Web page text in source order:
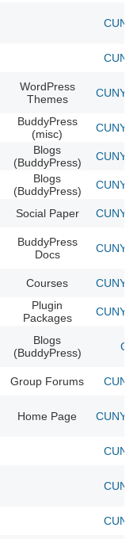
WordPress
Themes
CUNY
BuddyPress
(misc)
CUNY
Blogs
(BuddyPress)
CUNY
Blogs
(BuddyPress)
CUNY
Social Paper CUNY
BuddyPress
Docs
CUNY
Courses CUNY
Plugin
Packages
CUNY
Blogs
(BuddyPress)
Group Forums
Home Page CUNY